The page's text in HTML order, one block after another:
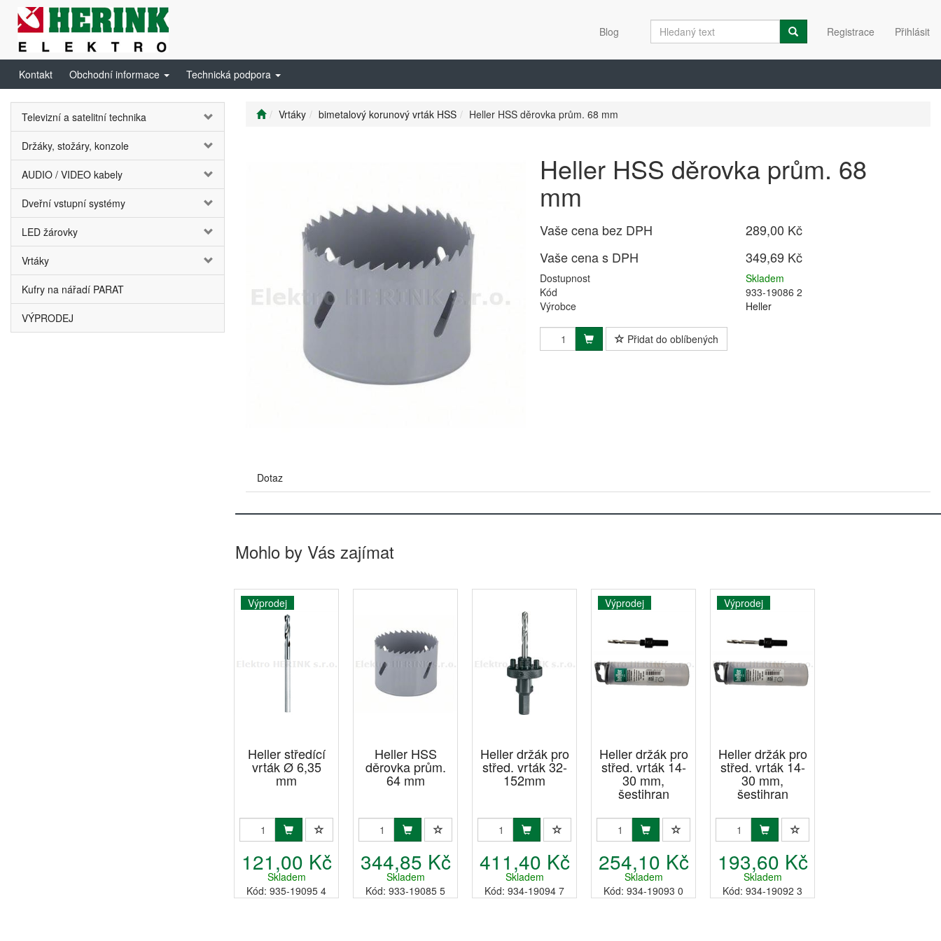
Registrace Přihlásit
Blog
Kontakt Obchodní informace Technická podpora
Televizní a satelitní technika
Držáky, stožáry, konzole
AUDIO / VIDEO kabely
Dveřní vstupní systémy
LED žárovky
Vrtáky
Kufry na nářadí PARAT
VÝPRODEJ
Vrtáky bimetalový korunový vrták HSS Heller HSS děrovka prům. 68 mm
Heller HSS děrovka prům. 68
mm
Vaše cena bez DPH
289,00 Kč
Vaše cena s DPH
349,69 Kč
Dostupnost
Skladem
Kód
933-19086 2
Výrobce
Heller
Přidat do oblíbených
Dotaz
Mohlo by Vás zajímat
Výprodej
Heller středící
vrták Ø 6,35
mm
121,00 Kč
Skladem
Kód: 935-19095 4
Heller HSS
děrovka prům.
64 mm
344,85 Kč
Skladem
Kód: 933-19085 5
Heller držák pro
střed. vrták 32-
152mm
411,40 Kč
Skladem
Kód: 934-19094 7
Výprodej
Heller držák pro
střed. vrták 14-
30 mm,
šestihran
254,10 Kč
Skladem
Kód: 934-19093 0
Výprodej
Heller držák pro
střed. vrták 14-
30 mm,
šestihran
193,60 Kč
Skladem
Kód: 934-19092 3